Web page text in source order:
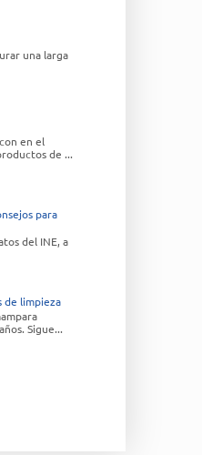
una larga
en el
de ...
para
del INE, a
de limpieza
Sigue...